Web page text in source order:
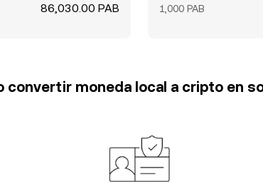
86,030.00 PAB 1,000 PAB
convertir moneda local a cripto en